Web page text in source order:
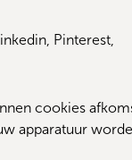
Pinterest,
cookies
apparatuur